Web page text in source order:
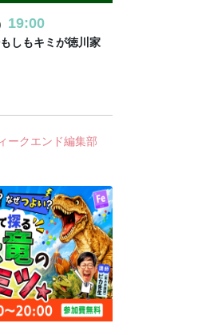
19:00
しもキミが徳川家
ークエンド編集部